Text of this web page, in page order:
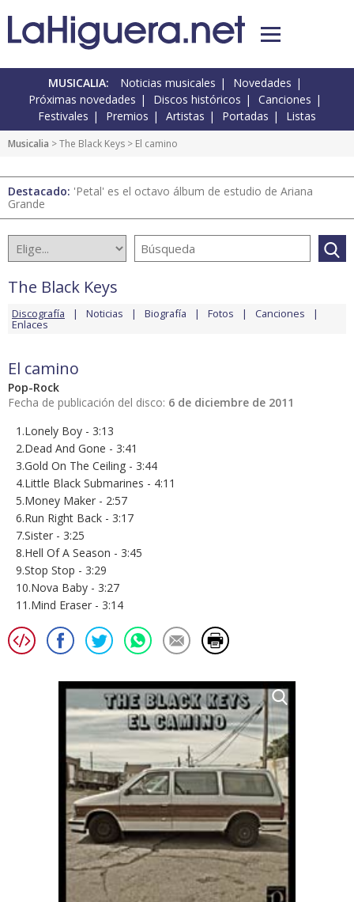
MUSICALIA: Noticias musicales
Novedades
Próximas novedades
Discos históricos
Canciones
Festivales
Premios Artistas Portadas Listas
Musicalia >The Black Keys > El camino
Destacado: 'Petal' es el octavo álbum de estudio de Ariana
Grande
The Black Keys
Discografía Noticias Biografía Fotos Canciones
Enlaces
El camino
Pop-Rock
Fecha de publicación del disco: 6 de diciembre de 2011
1.Lonely Boy - 3:13
2.Dead And Gone - 3:41
3.Gold On The Ceiling - 3:44
4.Little Black Submarines - 4:11
5.Money Maker - 2:57
6.Run Right Back - 3:17
7.Sister - 3:25
8.Hell Of A Season - 3:45
9.Stop Stop - 3:29
10.Nova Baby - 3:27
11.Mind Eraser - 3:14